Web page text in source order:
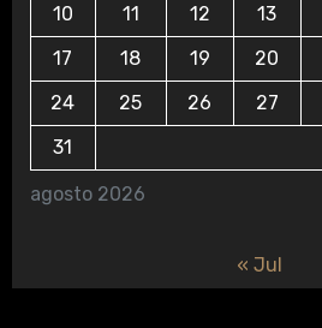
agosto 2026
10
11 12 13
17
18 19 20
24
25 26 27
31
« Jul